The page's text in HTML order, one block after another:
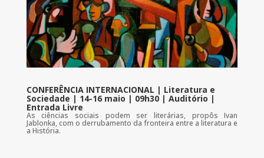
CONFERÊNCIA INTERNACIONAL | Literatura e
Sociedade | 14-16 maio | 09h30 | Auditório |
Entrada Livre
As ciências sociais podem ser literárias, propôs Ivan
Jablonka, com o derrubamento da fronteira entre a literatura e
a História.